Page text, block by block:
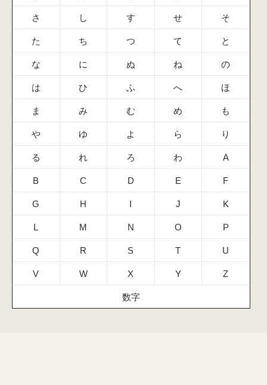
さ し す せ そ
た ち つ て と
な に ぬ ね の
は ひ ふ へ ほ
ま み む め も
や ゆ よ ら り
る れ ろ わ A
B C D E F
G H I J K
L M N O P
Q R S T U
V W X Y Z
数字